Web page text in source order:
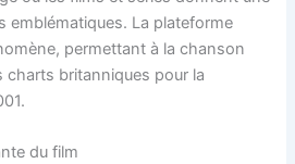
emblématiques. La plateforme
permettant à la chanson
charts britanniques pour la
du film